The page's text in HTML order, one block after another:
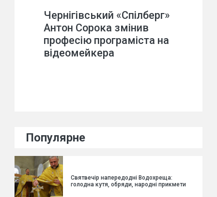
Чернігівський «Спілберг»
Антон Сорока змінив
професію програміста на
відеомейкера
Популярне
Святвечір напередодні Водохреща:
голодна кутя, обряди, народні прикмети